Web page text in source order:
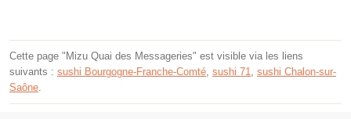
Cette page "Mizu Quai des Messageries" est visible via les liens
suivants : sushi Bourgogne-Franche-Comté, sushi 71, sushi Chalon-sur-
Saône.